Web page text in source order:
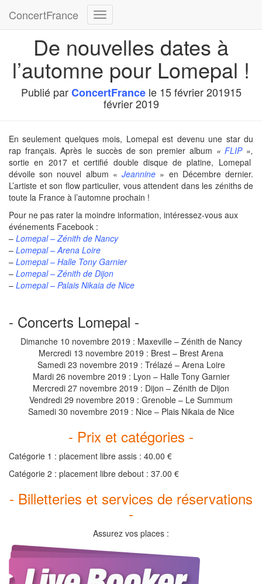
ConcertFrance
Déplier
navigation
De nouvelles dates à
l’automne pour Lomepal !
Publié parConcertFrancele 15 février 201915
février 2019
En seulement quelques mois, Lomepal est devenu une star du
rap français. Après le succès de son premier album «FLIP »,
sortie en 2017 et certifié double disque de platine, Lomepal
dévoile son nouvel album «Jeannine » en Décembre dernier.
L’artiste et son flow particulier, vous attendent dans les zéniths de
toute la France à l’automne prochain !
Pour ne pas rater la moindre information, intéressez-vous aux
événements Facebook :
– Lomepal – Zénith de Nancy
– Lomepal – Arena Loire
– Lomepal – Halle Tony Garnier
– Lomepal – Zénith de Dijon
– Lomepal – Palais Nikaia de Nice
- Concerts Lomepal -
Dimanche 10 novembre 2019 : Maxeville – Zénith de Nancy
Mercredi 13 novembre 2019 : Brest – Brest Arena
Samedi 23 novembre 2019 : Trélazé – Arena Loire
Mardi 26 novembre 2019 : Lyon – Halle Tony Garnier
Mercredi 27 novembre 2019 : Dijon – Zénith de Dijon
Vendredi 29 novembre 2019 : Grenoble – Le Summum
Samedi 30 novembre 2019 : Nice – Plais Nikaia de Nice
- Prix et catégories -
Catégorie 1 : placement libre assis : 40.00 €
Catégorie 2 : placement libre debout : 37.00 €
- Billetteries et services de réservations
-
Assurez vos places :